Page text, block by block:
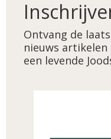
Ontvang de
nieuws artikelen
een levende